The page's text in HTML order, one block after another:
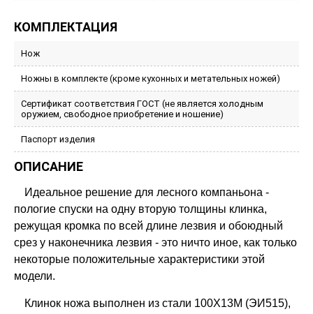
КОМПЛЕКТАЦИЯ
Нож
Ножны в комплекте (кроме кухонных и метательных ножей)
Сертификат соответствия ГОСТ (не является холодным
оружием, свободное приобретение и ношение)
Паспорт изделия
ОПИСАНИЕ
Идеальное решение для лесного компаньона -
пологие спуски на одну вторую толщины клинка,
режущая кромка по всей длине лезвия и обоюдный
срез у наконечника лезвия - это ничто иное, как только
некоторые положительные характеристики этой
модели.
Клинок ножа выполнен из стали 100Х13М (ЭИ515),